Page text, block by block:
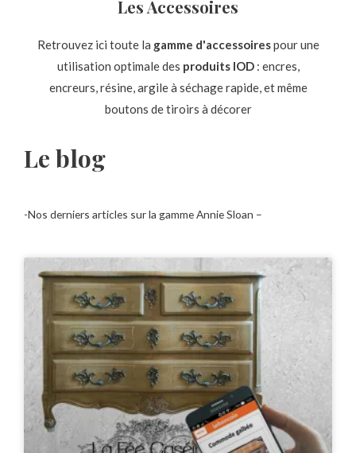
Les Accessoires
Retrouvez ici toute la gamme d'accessoirespour une
utilisation optimale des produits IOD: encres,
encreurs, résine, argile à séchage rapide, et même
boutons de tiroirs à décorer
Le blog
-Nos derniers articles sur la gamme Annie Sloan –